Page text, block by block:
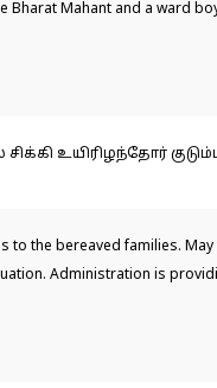
Mahant and a ward
உயிரிழந்தோர்
the bereaved families.
Administration is